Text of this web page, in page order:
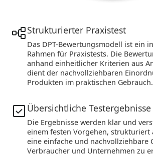
Strukturierter Praxistest
Das DPT-Bewertungsmodell ist ein
Rahmen für Praxistests. Die
anhand einheitlicher Kriterien aus
dient der nachvollziehbaren
Produkten im praktischen Gebrauch.
Übersichtliche Testergebnisse
Die Ergebnisse werden klar und
einem festen Vorgehen, strukturiert
eine einfache und nachvollziehbare
Verbraucher und Unternehmen zu